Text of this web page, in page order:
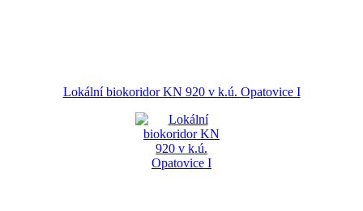
Lokální biokoridor KN 920 v k.ú. Opatovice I